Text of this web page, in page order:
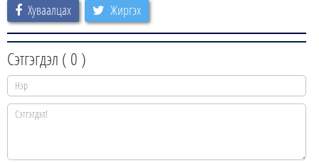
Хуваалцах Жиргэх
Сэтгэгдэл ( 0 )